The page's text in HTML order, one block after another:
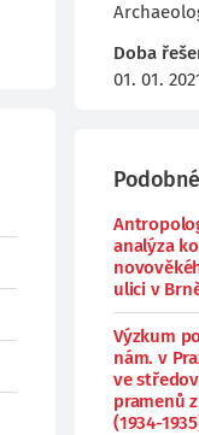
Doba
01. 01.
analýza
ulici v
Výzkum
nám. v
ve
pramenů
(1934-